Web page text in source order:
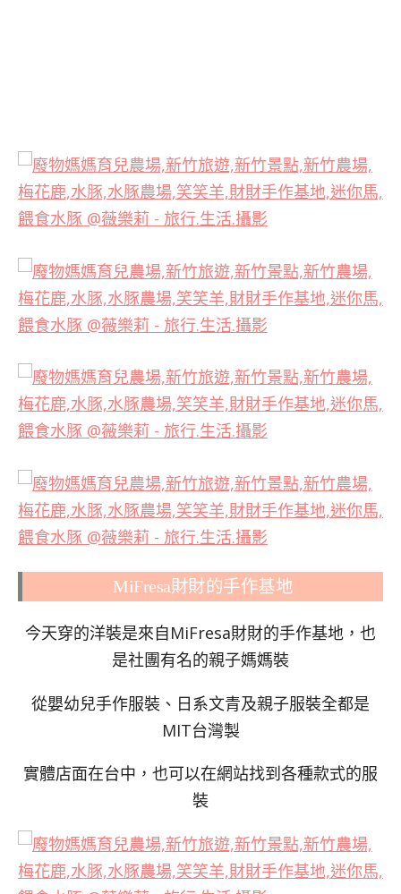
MiFresa財財的手作基地
今天穿的洋裝是來自MiFresa財財的手作基地，也
是社團有名的親子媽媽裝
從嬰幼兒手作服裝、日系文青及親子服裝全都是
MIT台灣製
實體店面在台中，也可以在網站找到各種款式的服
裝